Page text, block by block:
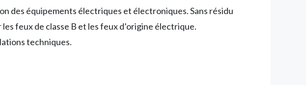
des équipements électriques et électroniques. Sans résidu
feux de classe B et les feux d’origine électrique.
techniques.